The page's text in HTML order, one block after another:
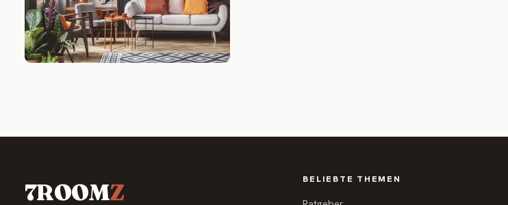
7ROOMZ BELIEBTE THEMEN